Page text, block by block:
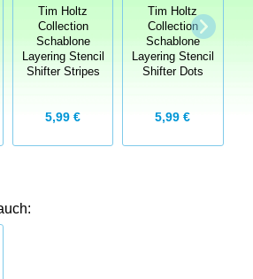
Tim Holtz
Collection
Schablone
Layering Stencil
Shifter Stripes
5,99 €
Tim Holtz
Collection
Schablone
Layering Stencil
Shifter Dots
5,99 €